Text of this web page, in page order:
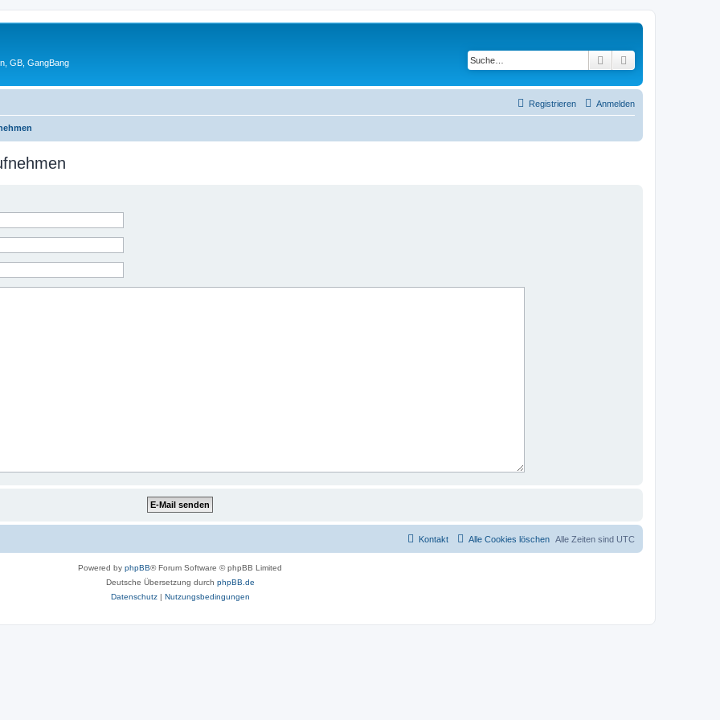
GB, GangBang Suche
Anmelden
Registrieren
Alle Zeiten sind UTC
Alle Cookies löschen
Kontakt
Powered by phpBB® Forum Software © phpBB Limited
Deutsche Übersetzung durch phpBB.de
Datenschutz| Nutzungsbedingungen